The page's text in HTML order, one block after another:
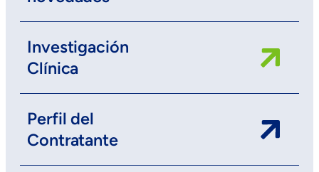
Investigación
Clínica
Perfil del
Contratante